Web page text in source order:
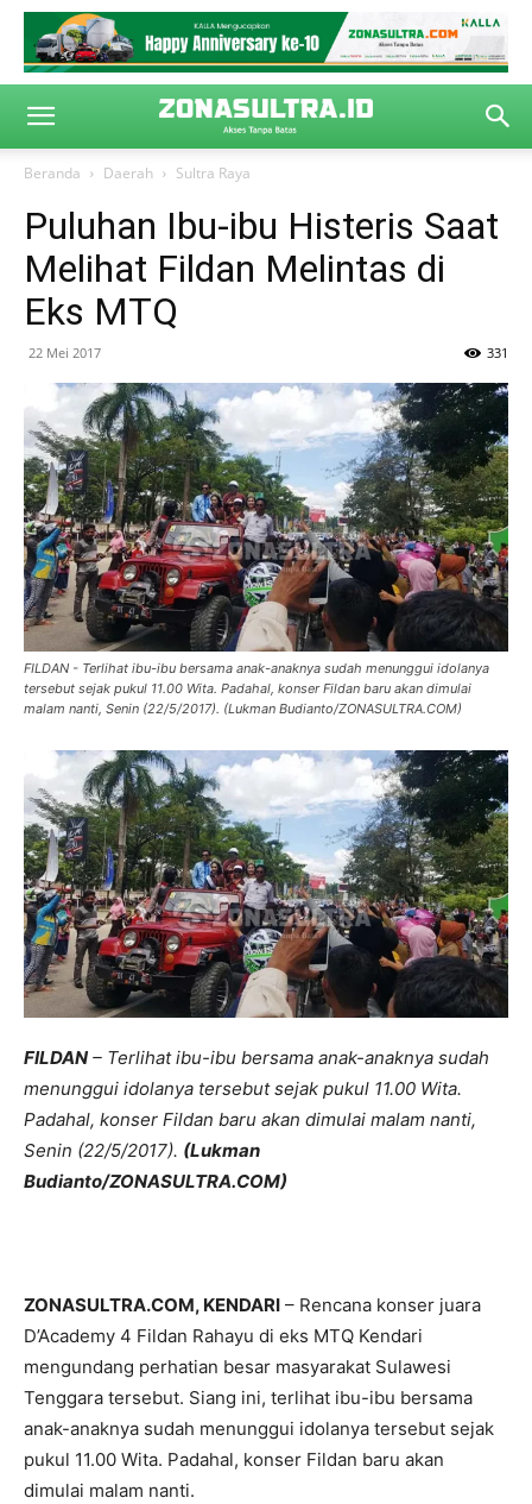
Beranda Daerah Sultra Raya
Puluhan Ibu-ibu Histeris Saat
Melihat Fildan Melintas di
Eks MTQ
22 Mei 2017 331
FILDAN - Terlihat ibu-ibu bersama anak-anaknya sudah menunggui idolanya
tersebut sejak pukul 11.00 Wita. Padahal, konser Fildan baru akan dimulai
malam nanti, Senin (22/5/2017). (Lukman Budianto/ZONASULTRA.COM)
FILDAN – Terlihat ibu-ibu bersama anak-anaknya sudah
menunggui idolanya tersebut sejak pukul 11.00 Wita.
Padahal, konser Fildan baru akan dimulai malam nanti,
Senin (22/5/2017). (Lukman
Budianto/ZONASULTRA.COM)
ZONASULTRA.COM, KENDARI – Rencana konser juara
D’Academy 4 Fildan Rahayu di eks MTQ Kendari
mengundang perhatian besar masyarakat Sulawesi
Tenggara tersebut. Siang ini, terlihat ibu-ibu bersama
anak-anaknya sudah menunggui idolanya tersebut sejak
pukul 11.00 Wita. Padahal, konser Fildan baru akan
dimulai malam nanti.